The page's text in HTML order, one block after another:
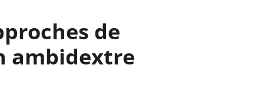
de
ambidextre